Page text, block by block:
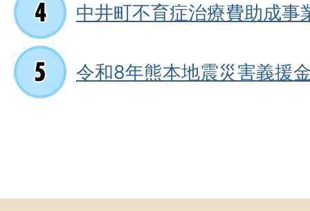
中井町不育症治療費助成事
令和8年熊本地震災害義援